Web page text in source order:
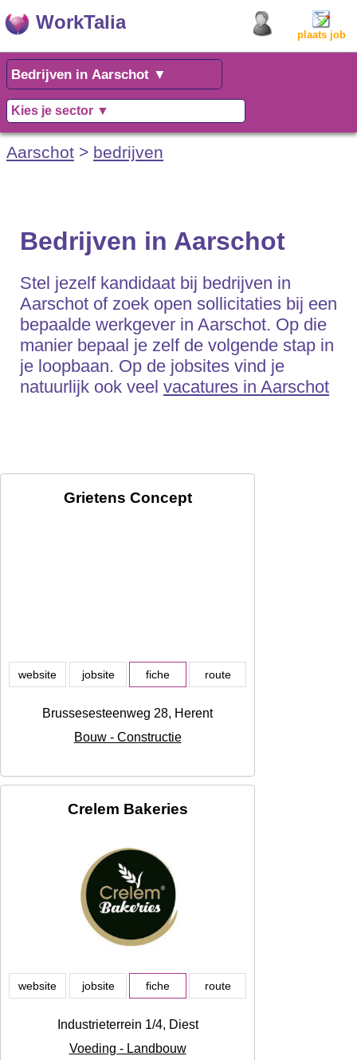
WorkTalia
plaats job
Aarschot > bedrijven
Bedrijven in Aarschot
Stel jezelf kandidaat bij bedrijven in
Aarschot of zoek open sollicitaties bij een
bepaalde werkgever in Aarschot. Op die
manier bepaal je zelf de volgende stap in
je loopbaan. Op de jobsites vind je
natuurlijk ook veel vacatures in Aarschot
Grietens Concept
website jobsite fiche route
Brussesesteenweg 28, Herent
Bouw - Constructie
Crelem Bakeries
website jobsite fiche route
Industrieterrein 1/4, Diest
Voeding - Landbouw